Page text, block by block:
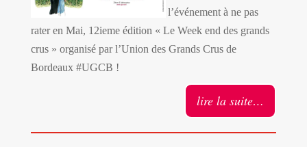
l’événement à ne pas
rater en Mai, 12ieme édition « Le Week end des grands
crus » organisé par l’Union des Grands Crus de
Bordeaux #UGCB !
lire la suite…